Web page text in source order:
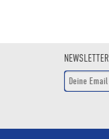
NEWSLETTER